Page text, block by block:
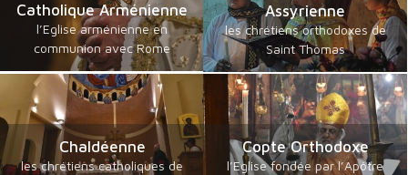
Catholique Arménienne
l’Eglise arménienne en
communion avec Rome
Assyrienne
les chrétiens orthodoxes de
Saint Thomas
Chaldéenne
les chrétiens catholiques de
Copte Orthodoxe
l’Eglise fondée par l’Apôtre